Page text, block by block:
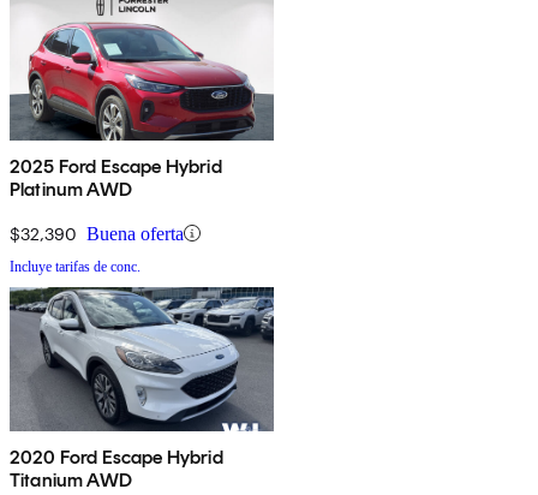
2025 Ford Escape Hybrid
Platinum AWD
$32,390 Buena oferta
Incluye tarifas de conc.
2020 Ford Escape Hybrid
Titanium AWD